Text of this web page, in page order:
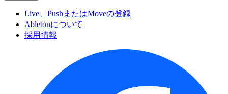
Live、PushまたはMoveの登録
Abletonについて
採用情報